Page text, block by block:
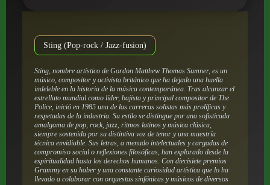
Sting (Pop-rock / Jazz-fusion)
Sting, nombre artístico de Gordon Matthew Thomas Sumner, es un
músico, compositor y activista británico que ha dejado una huella
indeleble en la historia de la música contemporánea. Tras alcanzar el
estrellato mundial como líder, bajista y principal compositor de The
Police, inició en 1985 una de las carreras solistas más prolíficas y
respetadas de la industria. Su estilo se distingue por una sofisticada
amalgama de pop, rock, jazz, ritmos latinos y música clásica,
siempre sostenida por su distintiva voz de tenor y una maestría
técnica envidiable. Sus letras, a menudo intelectuales y cargadas de
compromiso social o reflexiones filosóficas, han explorado desde la
espiritualidad hasta los derechos humanos. Con diecisiete premios
Grammy en su haber y una constante curiosidad artística que lo ha
llevado a colaborar con orquestas sinfónicas y músicos de diversos